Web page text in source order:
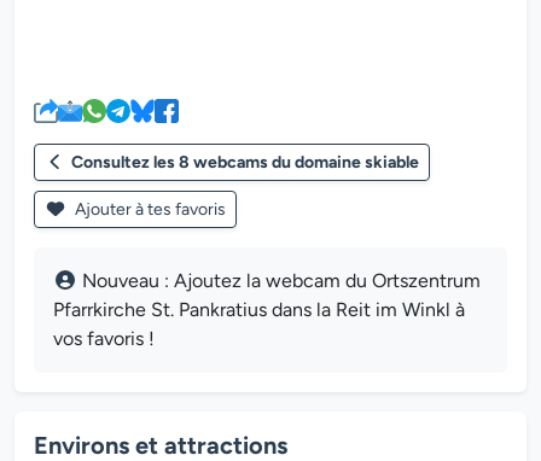
Consultez les 8 webcams du domaine skiable
Ajouter à tes favoris
Nouveau : Ajoutez la webcam du Ortszentrum
Pfarrkirche St. Pankratius dans la Reit im Winkl à
vos favoris !
Environs et attractions